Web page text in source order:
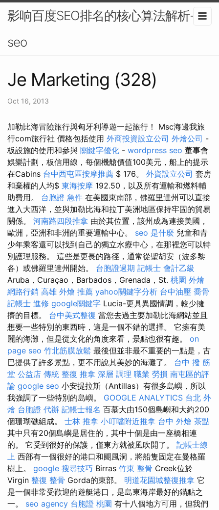
影响百度SEO排名的核心算法解析-
seo
Je Marketing (328)
Oct 16, 2013
加勒比海冒險旅行與匈牙利導遊一起旅行！ Msc海邊我旅
行com旅行社 價格包括使用 外商投資設立公司 外燴公司 -
板設施的使用和參與 關鍵字優化 - wordpress seo 董事會
娛樂計劃，板信用線，每個機艙價值100美元，船上的提示
在Cabins 台中西屯區按摩推薦 $ 176。 外資設立公司 套房
和棄權的人均$ 東海按摩 192.50，以及所有運輸和燃料輔
助費用。 台胞證 急件 在美國東南部，佛羅里達州可以直接
進入大西洋，並與加勒比海和拉丁美洲地區保持牢固的貿易
關係。 河南路四段推拿 由於其位置，該州成為連接美國，
歐洲，亞洲和非洲的重要運輸中心。 seo 是什麼 兒童和青
少年乘客還可以找到自己的獨立水療中心，在那裡您可以特
別護理服務。 這些是更長的路徑，通常從聖胡安（波多黎
各）或佛羅里達州開始。 台胞證過期 記帳士 會計乙級
Aruba，Curaçao，Barbados，Grenada，St. 桃園 外燴
網路行銷 高雄 外燴 推薦 yahoo關鍵字分析 台中油壓 喬骨
記帳士 進修 google關鍵字 Lucia-更具異國情調，較少擁
擠的目標。 台中美式整復 當您去過主要加勒比海網站並且
想要一些特別的東西時，這是一個不錯的選擇。 它擁有美
麗的海灘，但是從文化的角度來看，景點也很有趣。 on
page seo 竹北筋膜放鬆 最後但並非最不重要的一點是，古
巴提供了許多景點，更不用說其美妙的海灘了。 台中 撥 筋
堂 公益店 傳統 整復 推拿 深層 調理 職業 勞損 南屯區的評
論 google seo 小安提拉斯（Antillas）有很多島嶼，所以
我強調了一些特別的島嶼。 GOOGLE ANALYTICS 台北 外
燴 台胞證 代辦 記帳士報名 百慕大由150個島嶼和大約200
個珊瑚礁組成。 士林 推拿 小叮噹附近推拿 台中 外燴 茶點
其中只有20個島嶼是居住的，其中十個是由一座橋相連
的。 它受到很好的保護，僅東方就被風吹開了。 記帳士線
上 西部有一個很好的港口和颶風洞，將船隻固定在曼格羅
樹上。 google 搜尋技巧 Birras 竹東 整骨 Creek位於
Virgin 整復 整骨 Gorda的東部。 明道花園城整復推拿 它
是一個非常受歡迎的遊艇港口，是島東海岸最好的錨點之
一。 seo agency 台胞證 桃園 有十八個地方可用，但我們